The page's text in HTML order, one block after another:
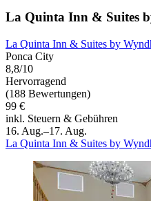
La Quinta Inn & Suites
La Quinta Inn & Suites by
Ponca City
8,8/10
Hervorragend
(188 Bewertungen)
99 €
inkl. Steuern & Gebühren
16. Aug.–17. Aug.
La Quinta Inn & Suites by